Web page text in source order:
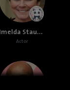
Imelda Staunton
Actor